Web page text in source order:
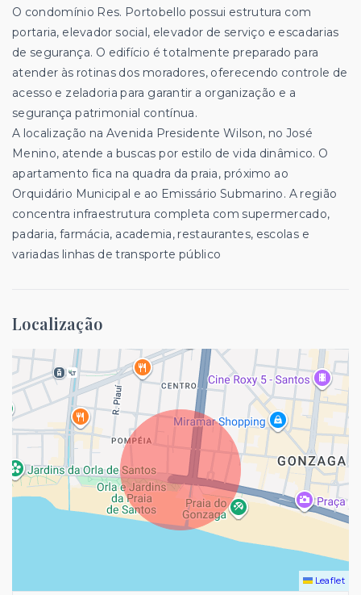
O condomínio Res. Portobello possui estrutura com
portaria, elevador social, elevador de serviço e escadarias
de segurança. O edifício é totalmente preparado para
atender às rotinas dos moradores, oferecendo controle de
acesso e zeladoria para garantir a organização e a
segurança patrimonial contínua.
A localização na Avenida Presidente Wilson, no José
Menino, atende a buscas por estilo de vida dinâmico. O
apartamento fica na quadra da praia, próximo ao
Orquidário Municipal e ao Emissário Submarino. A região
concentra infraestrutura completa com supermercado,
padaria, farmácia, academia, restaurantes, escolas e
variadas linhas de transporte público
Localização
Leaflet